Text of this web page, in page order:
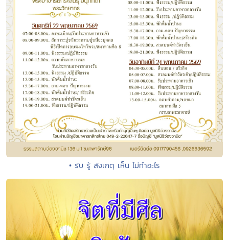
• รับ รู้ สังเกตุ เห็น ไม่ทำอะไร